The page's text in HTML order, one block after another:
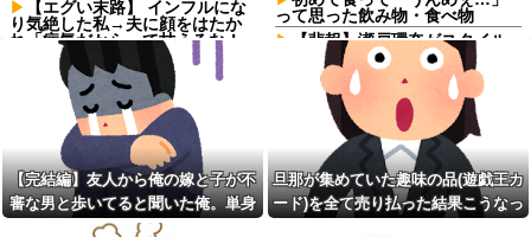
【エグい末路】 インフルにな
り気絶した私→夫に顔をはたか
れ「病気だからって甘えるな！
旦那様の為に家事をしろ！」夫
が無職になった時、私「無職が
甘えるな」と復讐し続けた結
「2年間、たぶん1日4回は握っ
てた」ラスベガスで買った3,000
円のキーホルダーを調べたら
みい山作者、みいちゃんでチ
ー牛なのではという疑惑が生ま
れるｗｗｗｗｗｗｗ
って思った飲み物・食べ物
【悲報】瀬戸環奈がスタイル
よすぎて一般男性が隣に並ぶと
チンチクリンに見えてしまう
【悲報】瀬戸環奈がスタイル
よすぎて一般男性が隣に並ぶと
チンチクリンに見えてしまう
母が難病発覚で突然の離婚希
望、その理由が30年前の夫の不
倫！？
X収益化、終了へ インプレゾ
【完結編】友人から俺の嫁と子が不
審な男と歩いてると聞いた俺。単身
赴任先から興信所に相談した結果
旦那が集めていた趣味の品(遊戯王カ
ード)を全て売り払った結果こうなっ